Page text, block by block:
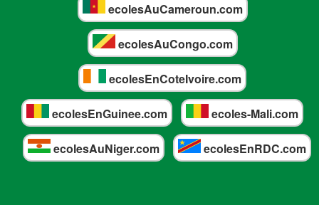
ecolesAuCameroun.com
ecolesAuCongo.com
ecolesEnCoteIvoire.com
ecolesEnGuinee.com ecoles-Mali.com
ecolesAuNiger.com ecolesEnRDC.com